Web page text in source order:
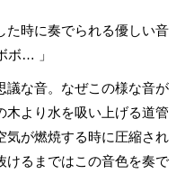
時に奏でられる優しい音
ボ… 」
な音。なぜこの様な音が
木より水を吸い上げる道管
気が燃焼する時に圧縮され
けるまではこの音色を奏で